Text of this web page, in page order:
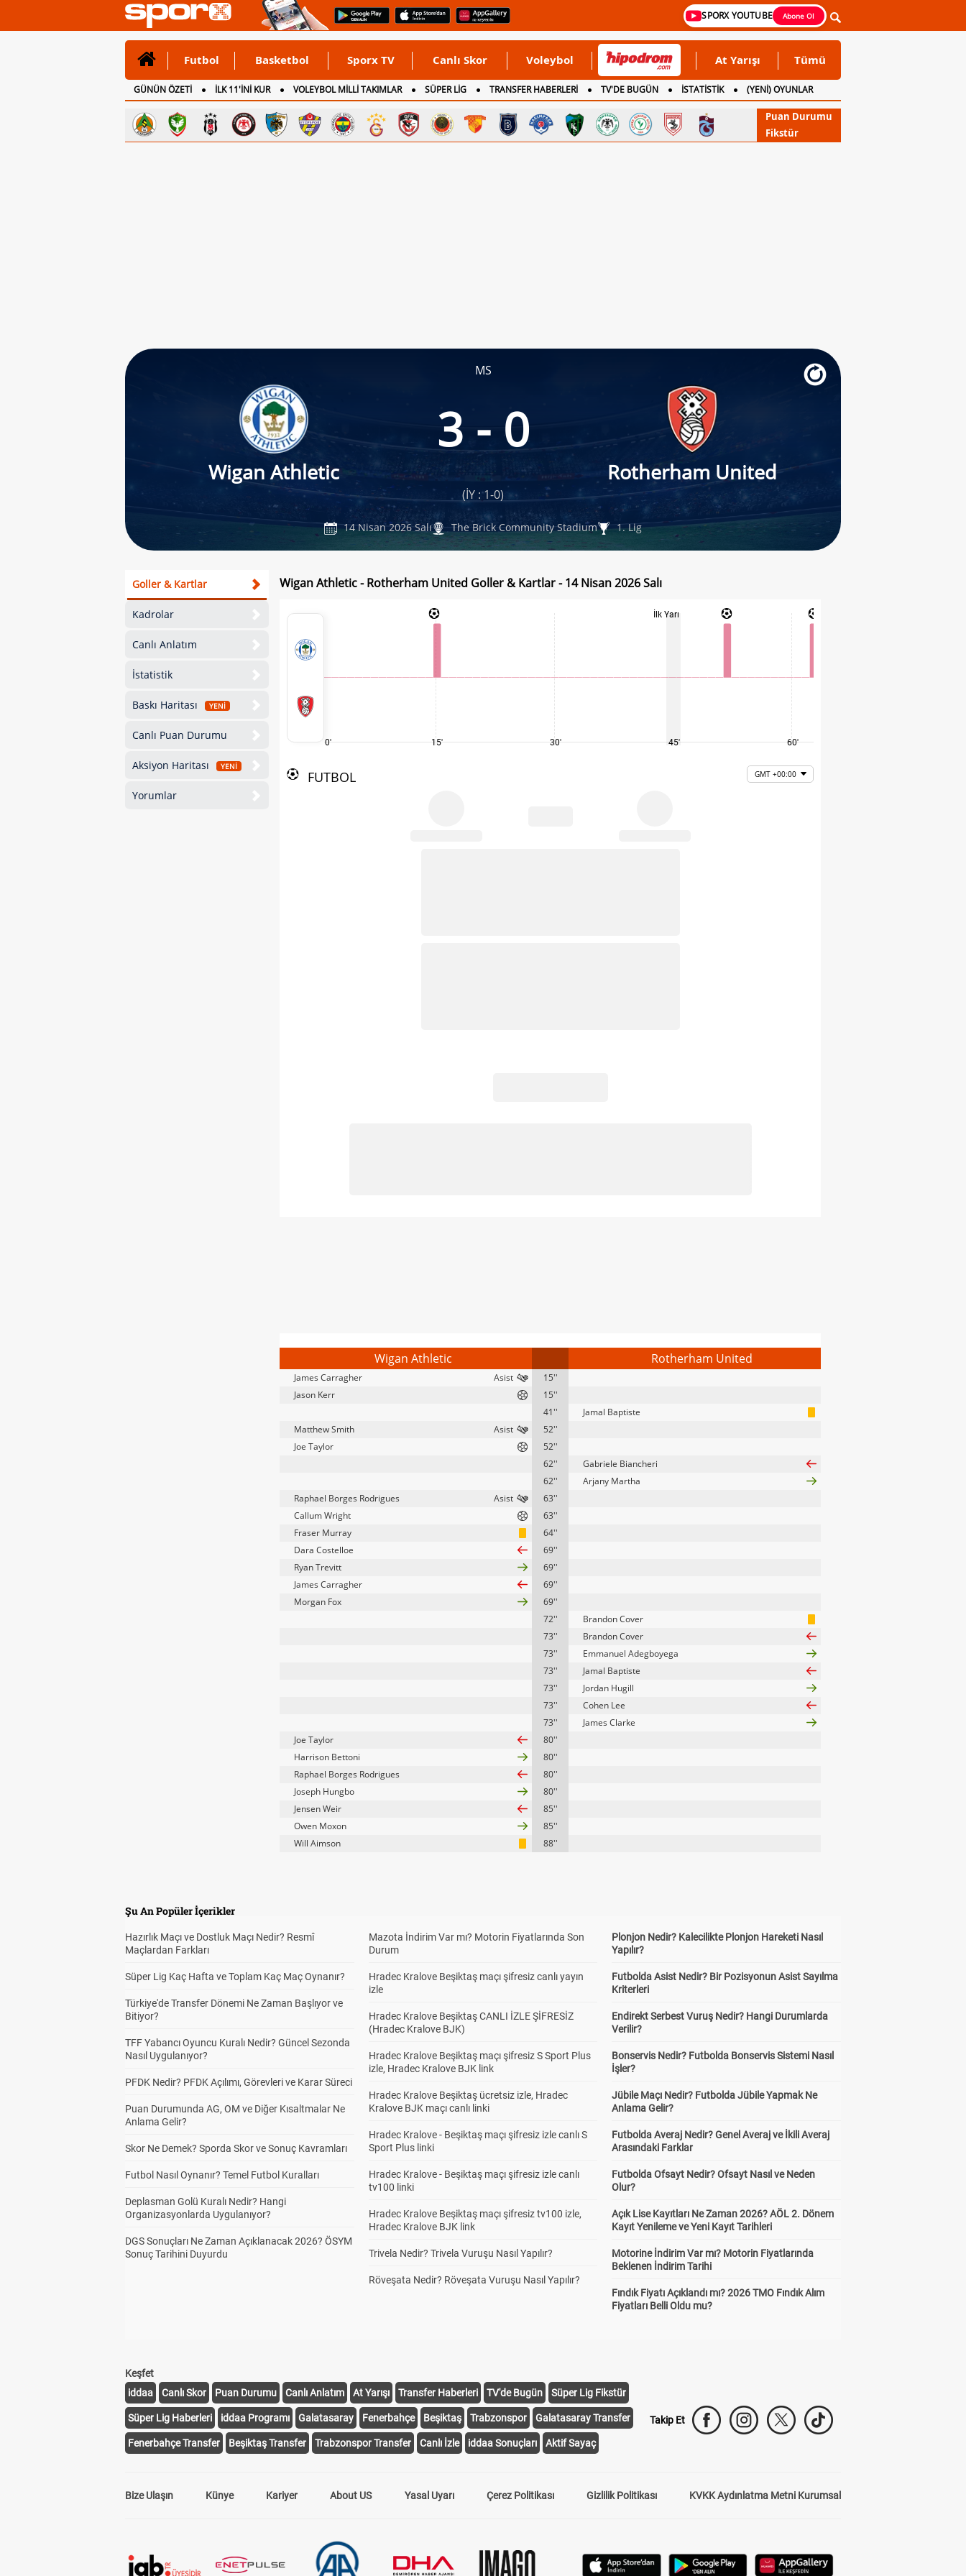
SPORX YOUTUBE Abone Ol
Futbol Basketbol Sporx TV Canlı Skor Voleybol At Yarışı Tümü
GÜNÜN ÖZETİ İLK 11'İNİ KUR VOLEYBOL MİLLİ TAKIMLAR SÜPER LİG TRANSFER HABERLERİ TV'DE BUGÜN İSTATİSTİK
(YENİ) OYUNLAR
CANLI ANLATIM
İNGİLTERE
Puan Durumu
Fikstür
MS
Wigan Athletic
3 - 0
Rotherham United
(İY : 1-0)
14 Nisan 2026 Salı The Brick Community Stadium 1. Lig
Goller & Kartlar
Kadrolar
Canlı Anlatım
İstatistik
Baskı Haritası YENİ
Canlı Puan Durumu
Aksiyon Haritası YENİ
Yorumlar
Wigan Athletic - Rotherham United Goller & Kartlar - 14 Nisan 2026 Salı
0' 15' 30'
İlk Yarı
45' 60'
FUTBOL GMT +00:00
Wigan Athletic Rotherham United
James Carragher
15''
Jason Kerr
15''
41''
Jamal Baptiste
Matthew Smith
52''
Joe Taylor
52''
62''
Gabriele Biancheri
62''
Arjany Martha
Raphael Borges Rodrigues
63''
Callum Wright
63''
Fraser Murray
64''
Dara Costelloe
69''
Ryan Trevitt
69''
James Carragher
69''
Morgan Fox
69''
72''
Brandon Cover
73''
Brandon Cover
73''
Emmanuel Adegboyega
73''
Jamal Baptiste
73''
Jordan Hugill
73''
Cohen Lee
73''
James Clarke
Joe Taylor
80''
Harrison Bettoni
80''
Raphael Borges Rodrigues
80''
Joseph Hungbo
80''
Jensen Weir
85''
Owen Moxon
85''
Will Aimson
88''
Şu An Popüler İçerikler
Hazırlık Maçı ve Dostluk Maçı Nedir? Resmî
Maçlardan Farkları
Süper Lig Kaç Hafta ve Toplam Kaç Maç Oynanır?
Türkiye'de Transfer Dönemi Ne Zaman Başlıyor ve
Bitiyor?
TFF Yabancı Oyuncu Kuralı Nedir? Güncel Sezonda
Nasıl Uygulanıyor?
PFDK Nedir? PFDK Açılımı, Görevleri ve Karar Süreci
Puan Durumunda AG, OM ve Diğer Kısaltmalar Ne
Anlama Gelir?
Skor Ne Demek? Sporda Skor ve Sonuç Kavramları
Futbol Nasıl Oynanır? Temel Futbol Kuralları
Deplasman Golü Kuralı Nedir? Hangi
Organizasyonlarda Uygulanıyor?
DGS Sonuçları Ne Zaman Açıklanacak 2026? ÖSYM
Sonuç Tarihini Duyurdu
Mazota İndirim Var mı? Motorin Fiyatlarında Son
Durum
Hradec Kralove Beşiktaş maçı şifresiz canlı yayın
izle
Hradec Kralove Beşiktaş CANLI İZLE ŞİFRESİZ
(Hradec Kralove BJK)
Hradec Kralove Beşiktaş maçı şifresiz S Sport Plus
izle, Hradec Kralove BJK link
Hradec Kralove Beşiktaş ücretsiz izle, Hradec
Kralove BJK maçı canlı linki
Hradec Kralove - Beşiktaş maçı şifresiz izle canlı S
Sport Plus linki
Hradec Kralove - Beşiktaş maçı şifresiz izle canlı
tv100 linki
Hradec Kralove Beşiktaş maçı şifresiz tv100 izle,
Hradec Kralove BJK link
Trivela Nedir? Trivela Vuruşu Nasıl Yapılır?
Röveşata Nedir? Röveşata Vuruşu Nasıl Yapılır?
Plonjon Nedir? Kalecilikte Plonjon Hareketi Nasıl
Yapılır?
Futbolda Asist Nedir? Bir Pozisyonun Asist Sayılma
Kriterleri
Endirekt Serbest Vuruş Nedir? Hangi Durumlarda
Verilir?
Bonservis Nedir? Futbolda Bonservis Sistemi Nasıl
İşler?
Jübile Maçı Nedir? Futbolda Jübile Yapmak Ne
Anlama Gelir?
Futbolda Averaj Nedir? Genel Averaj ve İkili Averaj
Arasındaki Farklar
Futbolda Ofsayt Nedir? Ofsayt Nasıl ve Neden
Olur?
Açık Lise Kayıtları Ne Zaman 2026? AÖL 2. Dönem
Kayıt Yenileme ve Yeni Kayıt Tarihleri
Motorine İndirim Var mı? Motorin Fiyatlarında
Beklenen İndirim Tarihi
Fındık Fiyatı Açıklandı mı? 2026 TMO Fındık Alım
Fiyatları Belli Oldu mu?
Keşfet
iddaa
Canlı Skor Puan Durumu Canlı Anlatım At Yarışı Transfer Haberleri TV'de Bugün Süper Lig Fikstür
Süper Lig Haberleri iddaa Programı Galatasaray Fenerbahçe Beşiktaş Trabzonspor Galatasaray Transfer
Fenerbahçe Transfer Beşiktaş Transfer Trabzonspor Transfer Canlı İzle iddaa Sonuçları Aktif Sayaç
Takip Et
Bize Ulaşın Künye Kariyer About US Yasal Uyarı Çerez Politikası Gizlilik Politikası KVKK Aydınlatma Metni Kurumsal